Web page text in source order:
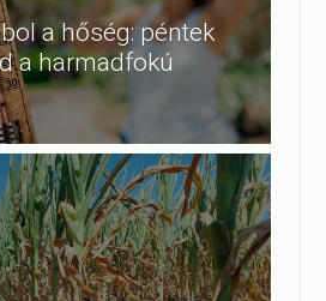
a hőség: péntek
a harmadfokú